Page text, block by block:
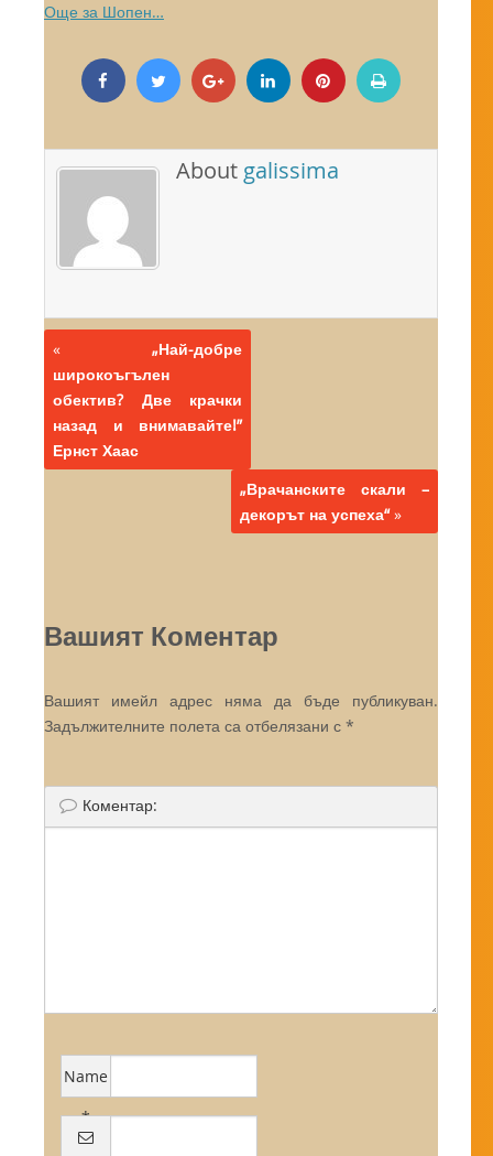
Още за Шопен…
About galissima
«„Най-добре
широкоъгълен
обектив? Две крачки
назад и внимавайте!”
Ернст Хаас
„Врачанските скали –
декорът на успеха“»
Вашият Коментар
Вашият имейл адрес няма да бъде публикуван.
Задължителните полета са отбелязани с *
Коментар:
Name
*